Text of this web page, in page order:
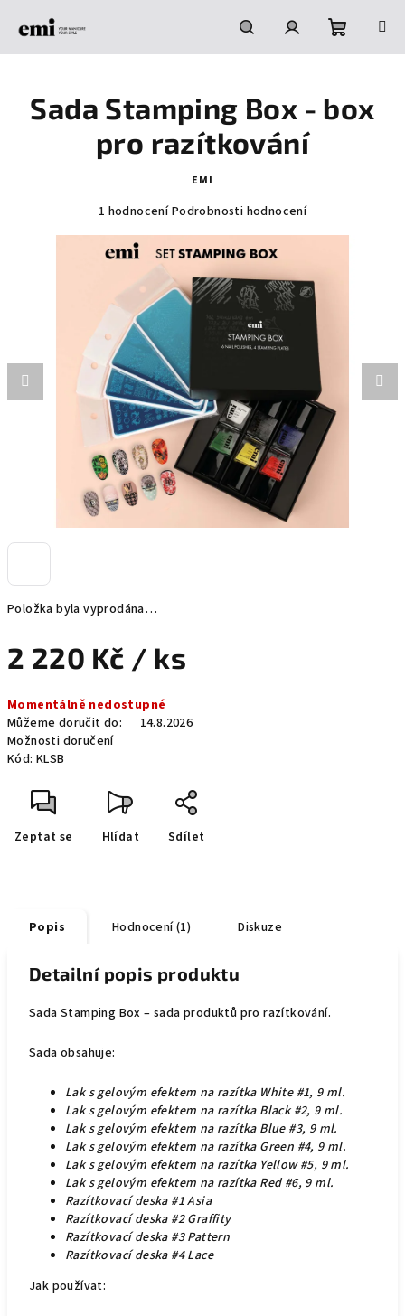
HledatPřihlášeníNákupní
košík
Položka byla vyprodána…
2 220 Kč / ks
cena:
Momentálně nedostupné
Můžeme doručit do:
14.8.2026
Možnosti doručení
Kód: KLSB
Zeptat se Hlídat Sdílet
Sada Stamping Box - box
pro razítkování
EMI
Průměrné
produktu
je
5
hvězdiček.
1 hodnoceníPodrobnosti hodnocení
Popis Hodnocení (1) Diskuze
Detailní popis produktu
Sada Stamping Box – sada produktů pro razítkování.
Sada obsahuje:
Lak s gelovým efektem na razítka White #1, 9 ml.
Lak s gelovým efektem na razítka Black #2, 9 ml.
Lak s gelovým efektem na razítka Blue #3, 9 ml.
Lak s gelovým efektem na razítka Green #4, 9 ml.
Lak s gelovým efektem na razítka Yellow #5, 9 ml.
Lak s gelovým efektem na razítka Red #6, 9 ml.
Razítkovací deska #1 Asia
Razítkovací deska #2 Graffity
Razítkovací deska #3 Pattern
Razítkovací deska #4 Lace
Jak používat: